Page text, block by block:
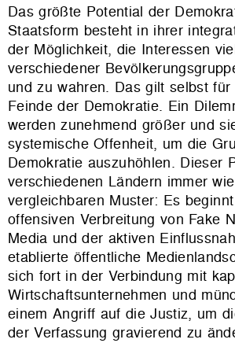
Das größte Potential der
Staatsform besteht in ihrer
der Möglichkeit, die Interessen
verschiedener
und zu wahren. Das gilt selbst
Feinde der Demokratie. Ein
werden zunehmend größer und
systemische Offenheit, um die
Demokratie auszuhöhlen. Dieser
verschiedenen Ländern immer
vergleichbaren Muster: Es
offensiven Verbreitung von Fake
Media und der aktiven
etablierte öffentliche
sich fort in der Verbindung mit
Wirtschaftsunternehmen und
einem Angriff auf die Justiz, um
der Verfassung gravierend zu